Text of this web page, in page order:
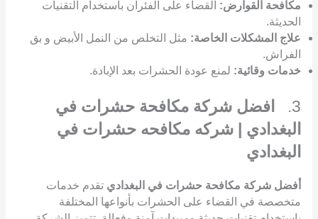
مكافحة القوارض: القضاء على الفئران باستخدام التقنيات
الحديثة.
علاج المشكلات الخاصة: مثل التخلص من النمل الأبيض و بق
الفراش.
خدمات وقائية: لمنع عودة الحشرات بعد الإبادة.
3.
افضل شركة مكافحة حشرات في
البغدادي | شركه مكافحه حشرات في
البغدادي
أفضل شركة مكافحة حشرات في البغدادي تقدم خدمات
متخصصة في القضاء على الحشرات بأنواعها المختلفة